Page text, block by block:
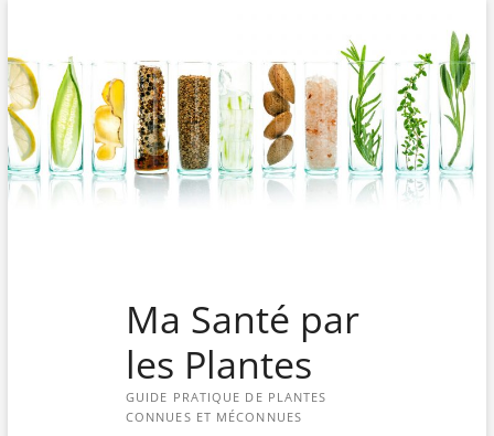
content
Ma Santé par
les Plantes
GUIDE PRATIQUE DE PLANTES
CONNUES ET MÉCONNUES